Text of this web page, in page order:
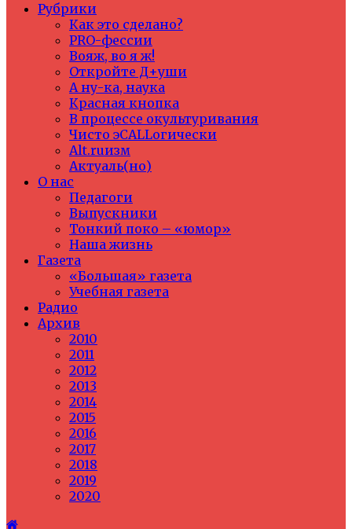
Рубрики
Как это сделано?
PRO-фессии
Вояж, во я ж!
Откройте Д+уши
А ну-ка, наука
Красная кнопка
В процессе окультуривания
Чисто эCALLогически
Alt.ruизм
Актуаль(но)
О нас
Педагоги
Выпускники
Тонкий поко – «юмор»
Наша жизнь
Газета
«Большая» газета
Учебная газета
Радио
Архив
2010
2011
2012
2013
2014
2015
2016
2017
2018
2019
2020